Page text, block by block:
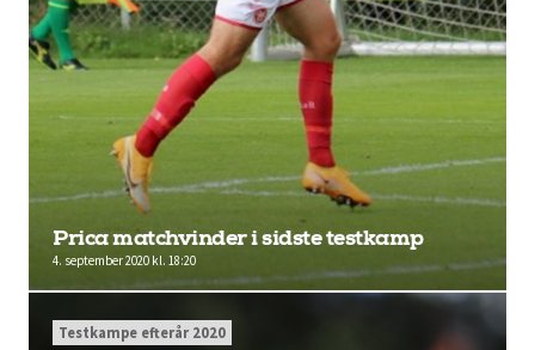
Prica matchvinder i sidste testkamp
4. september 2020 kl. 18:20
Testkampe efterår 2020